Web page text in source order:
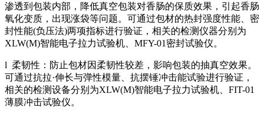
渗透到包装内部，降低真空包装对香肠的保质效果，引起香肠
氧化变质，出现涨袋等问题。可通过包材的热封强度性能、密
封性能(负压法)两项指标进行验证，相关的检测仪器分别为
XLW(M)智能电子拉力试验机、MFY-01密封试验仪。
l 柔韧性：防止包材因柔韧性较差，影响包装的抽真空效果。
可通过抗拉·伸长与弹性模量、抗摆锤冲击能试验进行验证，
相关的检测设备分别为XLW(M)智能电子拉力试验机、FIT-01
薄膜冲击试验仪。